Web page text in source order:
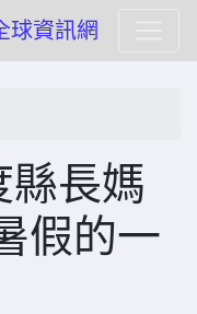
球資訊網
縣長媽
假的一